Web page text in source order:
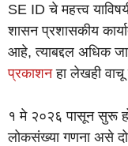
SE ID चे महत्त्व
शासन प्रशासकीय
आहे, त्याबद्दल अधिक
प्रकाशनहा लेखही
१ मे २०२६ पासून सुरू
लोकसंख्या गणना असे